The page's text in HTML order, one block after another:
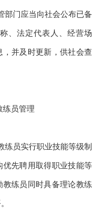
部门应当向社会公布已备
、法定代表人、经营场
并及时更新，供社会查
员管理
练员实行职业技能等级制
优先聘用取得职业技能等
练员同时具备理论教练